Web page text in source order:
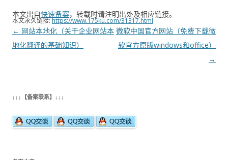
本文出自快速备案，转载时请注明出处及相应链接。
本文永久链接:https://www.175ku.com/31317.html
文
章
← 网站本地化（关于企业网站本
地化翻译的基础知识）
微软中国官方网站（免费下载微
软官方原版windows和office）
→
↓↓↓【备案联系】↓↓↓